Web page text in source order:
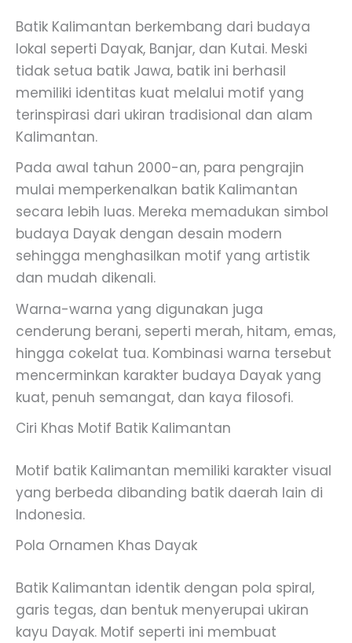
Batik Kalimantan berkembang dari budaya
lokal seperti Dayak, Banjar, dan Kutai. Meski
tidak setua batik Jawa, batik ini berhasil
memiliki identitas kuat melalui motif yang
terinspirasi dari ukiran tradisional dan alam
Kalimantan.
Pada awal tahun 2000-an, para pengrajin
mulai memperkenalkan batik Kalimantan
secara lebih luas. Mereka memadukan simbol
budaya Dayak dengan desain modern
sehingga menghasilkan motif yang artistik
dan mudah dikenali.
Warna-warna yang digunakan juga
cenderung berani, seperti merah, hitam, emas,
hingga cokelat tua. Kombinasi warna tersebut
mencerminkan karakter budaya Dayak yang
kuat, penuh semangat, dan kaya filosofi.
Ciri Khas Motif Batik Kalimantan
Motif batik Kalimantan memiliki karakter visual
yang berbeda dibanding batik daerah lain di
Indonesia.
Pola Ornamen Khas Dayak
Batik Kalimantan identik dengan pola spiral,
garis tegas, dan bentuk menyerupai ukiran
kayu Dayak. Motif seperti ini membuat